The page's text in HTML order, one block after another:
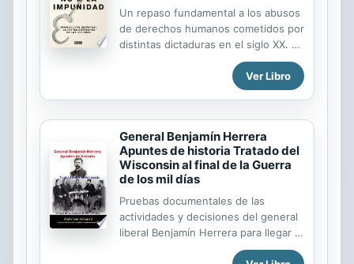
Un repaso fundamental a los abusos
de derechos humanos cometidos por
distintas dictaduras en el siglo XX. El
caso que dio fama internacional al
juez Garzón fue la acusación contra
Pinochet y el que acabó con su
franquismo. Entremedias, trató
muchos otros casos en una
encendida lucha contra la impunidad
de los poderosos. En este libro,
Baltasar Garzón repasa todas sus
actuaciones y aquellos casos
flagrantes en que le hubiera gustado
actuar pero no pudo. ENGLISH
DESCRIPTION An essential review of
Ver Libro
General Benjamín Herrera
Apuntes de historia Tratado del
Wisconsin al final de la Guerra
de los mil días
Pruebas documentales de las
actividades y decisiones del general
liberal Benjamín Herrera para llegar a
la firma de paz en el tratado de